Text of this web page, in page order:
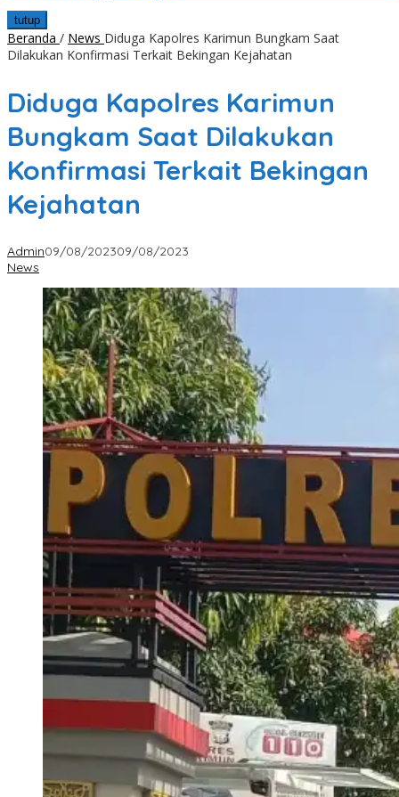
tutup
Beranda / News Diduga Kapolres Karimun Bungkam Saat
Dilakukan Konfirmasi Terkait Bekingan Kejahatan
Diduga Kapolres Karimun
Bungkam Saat Dilakukan
Konfirmasi Terkait Bekingan
Kejahatan
Admin09/08/202309/08/2023
News